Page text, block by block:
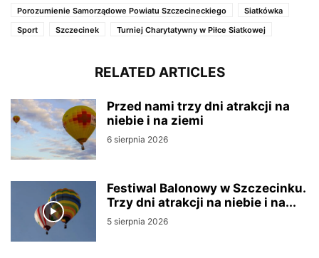
Porozumienie Samorządowe Powiatu Szczecineckiego
Siatkówka
Sport
Szczecinek Turniej Charytatywny w Piłce Siatkowej
RELATED ARTICLES
Przed nami trzy dni atrakcji na
niebie i na ziemi
6 sierpnia 2026
Festiwal Balonowy w Szczecinku.
Trzy dni atrakcji na niebie i na...
5 sierpnia 2026